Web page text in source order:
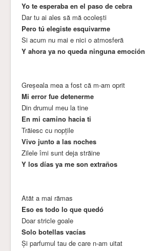
Yo te esperaba en el paso de cebra
Dar tu ai ales să mă ocolești
Pero tú elegiste esquivarme
Si acum nu mai e nici o atmosferă
Y ahora ya no queda ninguna emoción
Greșeala mea a fost că m-am oprit
Mi error fue detenerme
Din drumul meu la tine
En mi camino hacia ti
Trăiesc cu nopțile
Vivo junto a las noches
Zilele îmi sunt deja străine
Y los días ya me son extraños
Atăt a mai rămas
Eso es todo lo que quedó
Doar stricle goale
Solo botellas vacías
Și parfumul tau de care n-am uitat